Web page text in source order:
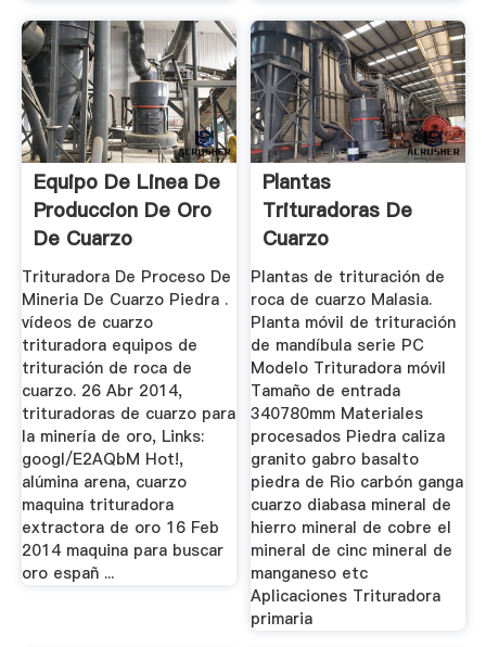
Equipo De Linea De
Produccion De Oro
De Cuarzo
Trituradora De Proceso De
Mineria De Cuarzo Piedra .
vídeos de cuarzo
trituradora equipos de
trituración de roca de
cuarzo. 26 Abr 2014,
trituradoras de cuarzo para
la minería de oro, Links:
googl/E2AQbM Hot!,
alúmina arena, cuarzo
maquina trituradora
extractora de oro 16 Feb
2014 maquina para buscar
oro españ ...
Plantas
Trituradoras De
Cuarzo
Plantas de trituración de
roca de cuarzo Malasia.
Planta móvil de trituración
de mandíbula serie PC
Modelo Trituradora móvil
Tamaño de entrada
340780mm Materiales
procesados Piedra caliza
granito gabro basalto
piedra de Rio carbón ganga
cuarzo diabasa mineral de
hierro mineral de cobre el
mineral de cinc mineral de
manganeso etc
Aplicaciones Trituradora
primaria